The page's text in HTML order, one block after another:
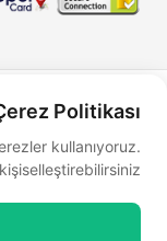
Politikası
kullanıyoruz.